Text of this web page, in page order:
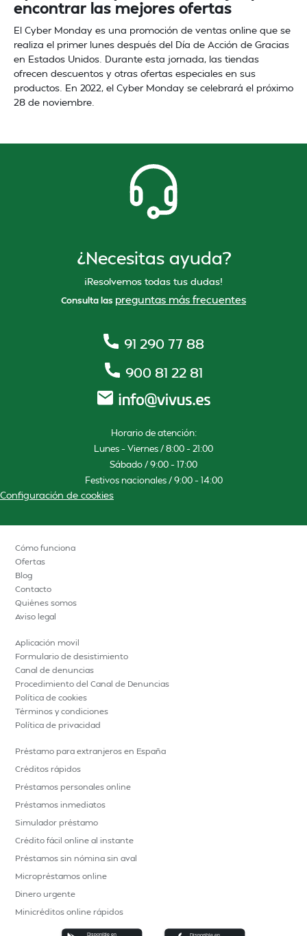
encontrar las mejores ofertas
El Cyber Monday es una promoción de ventas online que se
realiza el primer lunes después del Día de Acción de Gracias
en Estados Unidos. Durante esta jornada, las tiendas
ofrecen descuentos y otras ofertas especiales en sus
productos. En 2022, el Cyber Monday se celebrará el próximo
28 de noviembre.
¿Necesitas ayuda?
¡Resolvemos todas tus dudas!
Consulta las preguntas más frecuentes
91 290 77 88
900 81 22 81
Horario de atención:
Lunes – Viernes / 8:00 – 21:00
Sábado / 9:00 – 17:00
Festivos nacionales / 9:00 – 14:00
Configuración de cookies
Cómo funciona
Ofertas
Blog
Contacto
Quiénes somos
Aviso legal
Aplicación movil
Formulario de desistimiento
Canal de denuncias
Procedimiento del Canal de Denuncias
Política de cookies
Términos y condiciones
Política de privacidad
Préstamo para extranjeros en España
Créditos rápidos
Préstamos personales online
Préstamos inmediatos
Simulador préstamo
Crédito fácil online al instante
Préstamos sin nómina sin aval
Micropréstamos online
Dinero urgente
Minicréditos online rápidos